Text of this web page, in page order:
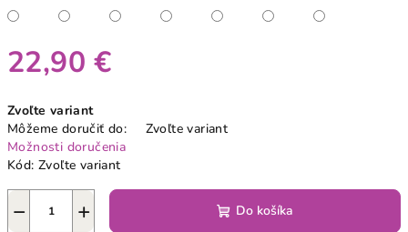
22,90 €
cena:
Zvoľte variant
Môžeme doručiť do:
Zvoľte variant
Možnosti doručenia
Kód: Zvoľte variant
+
− Do košíka